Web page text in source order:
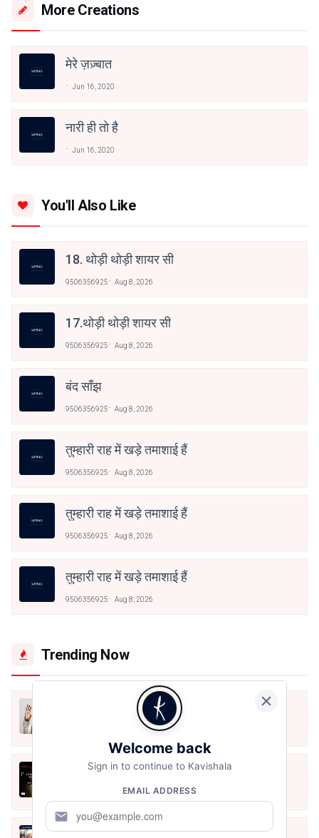
More Creations
मेरे ज़ज़्बात
Jun 16, 2020
नारी ही तो है
Jun 16, 2020
You'll Also Like
18. थोड़ी थोड़ी शायर सी
9506356925 Aug 8, 2026
17.थोड़ी थोड़ी शायर सी
9506356925 Aug 8, 2026
बंद साँझ
9506356925 Aug 8, 2026
तुम्हारी राह में खड़े तमाशाई हैं
9506356925 Aug 8, 2026
तुम्हारी राह में खड़े तमाशाई हैं
9506356925 Aug 8, 2026
तुम्हारी राह में खड़े तमाशाई हैं
9506356925 Aug 8, 2026
Trending Now
मैं शून्य पे सवार हूँ
अंतिम ऊँचाई - कुँवर नारायण | Stay Home
Stay Safe | TVF's Aspirants
Welcome back
Sign in to continue to Kavishala
EMAIL ADDRESS
mail